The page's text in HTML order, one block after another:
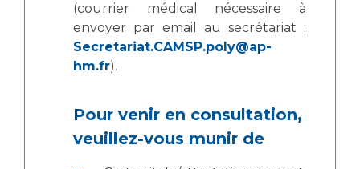
Vos représentants
Les Comités Locaux des Usagers
Le projet des usagers
Médiathèque
Fournisseurs
Rôles et missions
Liste des marchés conclus
(courrier médical nécessaire à
envoyer par email au secrétariat :
Secretariat.CAMSP.poly@ap-
hm.fr).
Pour venir en consultation,
veuillez-vous munir de